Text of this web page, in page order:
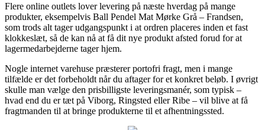
Flere online outlets lover levering på næste hverdag på mange
produkter, eksempelvis Ball Pendel Mat Mørke Grå – Frandsen,
som trods alt tager udgangspunkt i at ordren placeres inden et fast
klokkeslæt, så de kan nå at få dit nye produkt afsted forud for at
lagermedarbejderne tager hjem.
Nogle internet varehuse præsterer portofri fragt, men i mange
tilfælde er det forbeholdt når du aftager for et konkret beløb. I øvrigt
skulle man vælge den prisbilligste leveringsmanér, som typisk –
hvad end du er tæt på Viborg, Ringsted eller Ribe – vil blive at få
fragtmanden til at bringe produkterne til et afhentningssted.